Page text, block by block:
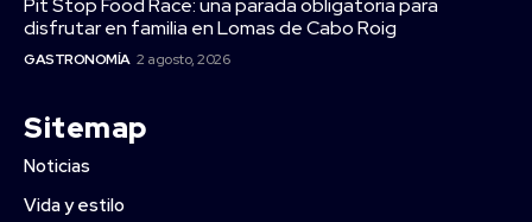
Pit Stop Food Race: una parada obligatoria para
disfrutar en familia en Lomas de Cabo Roig
GASTRONOMÍA 2 agosto, 2026
Sitemap
Noticias
Vida y estilo